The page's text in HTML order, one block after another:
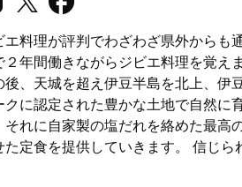
エ料理が評判でわざわざ県外からも
２年間働きながらジビエ料理を覚えま
後、天城を超え伊豆半島を北上、伊
クに認定された豊かな土地で自然に
それに自家製の塩だれを絡めた最高
た定食を提供していきます。 信じ